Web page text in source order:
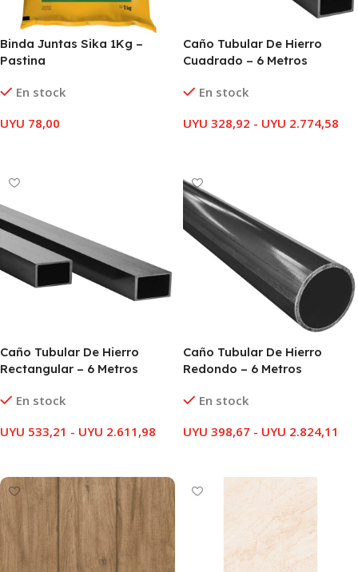
Binda Juntas Sika 1Kg –
Pastina
En stock
UYU 78,00
Caño Tubular De Hierro
Cuadrado – 6 Metros
En stock
UYU 328,92 - UYU 2.774,58
Caño Tubular De Hierro
Rectangular – 6 Metros
En stock
UYU 533,21 - UYU 2.611,98
Caño Tubular De Hierro
Redondo – 6 Metros
En stock
UYU 398,67 - UYU 2.824,11